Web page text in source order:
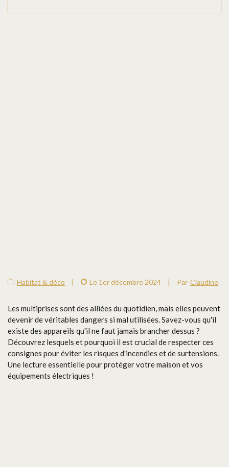
Habitat & déco | Le 1er décembre 2024 | Par Claudine
Les multiprises sont des alliées du quotidien, mais elles peuvent
devenir de véritables dangers si mal utilisées. Savez-vous qu'il
existe des appareils qu'il ne faut jamais brancher dessus ?
Découvrez lesquels et pourquoi il est crucial de respecter ces
consignes pour éviter les risques d'incendies et de surtensions.
Une lecture essentielle pour protéger votre maison et vos
équipements électriques !